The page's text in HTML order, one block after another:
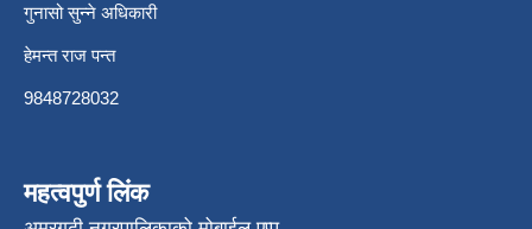
गुनासो सुन्ने अधिकारी
हेमन्त राज पन्त
9848728032
महत्वपुर्ण लिंक